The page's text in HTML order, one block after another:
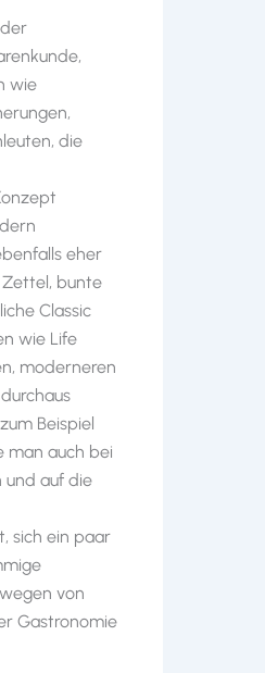
wie
die
eher
Zettel, bunte
Classic
wie Life
moderneren
Beispiel
man auch bei
und auf die
sich ein paar
von
Gastronomie